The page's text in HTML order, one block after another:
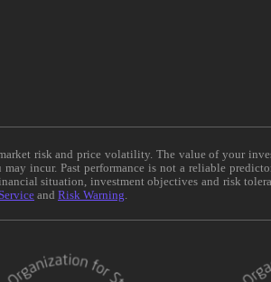
risk and price volatility. The value of your
incur. Past performance is not a reliable
situation, investment objectives and risk
and Risk Warning